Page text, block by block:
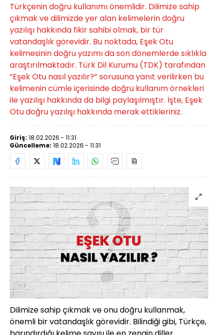
Türkçenin doğru kullanımı önemlidir. Dilimize sahip
çıkmak ve dilimizde yer alan kelimelerin doğru
yazılışı hakkında fikir sahibi olmak, bir tür
vatandaşlık görevidir. Bu noktada, Eşek Otu
kelimesinin doğru yazımı da son dönemlerde sıklıkla
araştırılmaktadır. Türk Dil Kurumu (TDK) tarafından
“Eşek Otu nasıl yazılır?” sorusuna yanıt verilirken bu
kelimenin cümle içerisinde doğru kullanım örnekleri
ile yazılışı hakkında da bilgi paylaşılmıştır. İşte, Eşek
Otu doğru yazılışı hakkında merak ettikleriniz.
Giriş: 18.02.2026 - 11:31
Güncelleme: 18.02.2026 - 11:31
Dilimize sahip çıkmak ve onu doğru kullanmak,
önemli bir vatandaşlık görevidir. Bilindiği gibi, Türkçe,